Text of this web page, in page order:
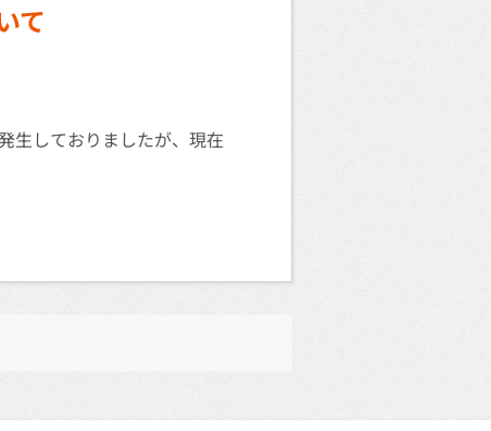
て
生しておりましたが、現在